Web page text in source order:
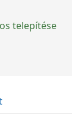
telepítése